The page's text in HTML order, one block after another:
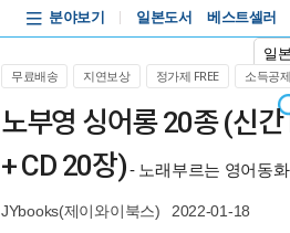
일
분야보기 일본도서 베스트셀러
무료배송 지연보상 정가제 FREE 소득공제
노부영 싱어롱 20종 (신
+ CD 20장)- 노래부르는 영어동화
JYbooks(제이와이북스) 2022-01-18